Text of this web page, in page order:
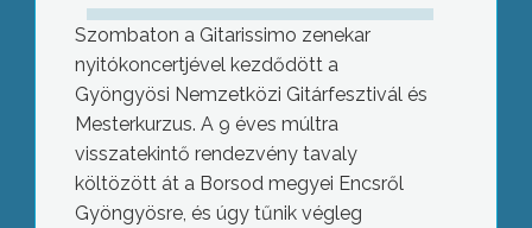
Szombaton a Gitarissimo zenekar
nyitókoncertjével kezdődött a
Gyöngyösi Nemzetközi Gitárfesztivál és
Mesterkurzus. A 9 éves múltra
visszatekintő rendezvény tavaly
költözött át a Borsod megyei Encsről
Gyöngyösre, és úgy tűnik végleg